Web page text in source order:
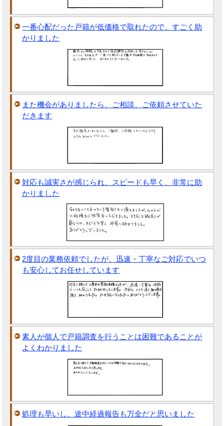
一番心配だった戸籍が低価格で取れたので、すごく助
かりました
また機会がありましたら、ご相談、ご依頼させていた
だきます
対応も誠実さが感じられ、スピードも早く、非常に助
かりました
2度目の業務依頼でしたが、迅速・丁寧なご対応でいつ
も安心してお任せしています
素人が個人で戸籍調査を行うことは困難であることが
よくわかりました
処理も早いし、途中経過報告も万全だと思いました